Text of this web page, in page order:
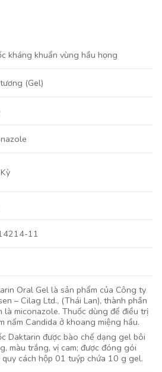
kháng khuẩn vùng hầu họng
(Gel)
11
Oral Gel là sản phẩm của Công ty
– Cilag Ltd., (Thái Lan), thành phần
là miconazole. Thuốc dùng để điều trị
nấm Candida ở khoang miệng hầu.
Daktarin được bào chế dạng gel bôi
màu trắng, vị cam; được đóng gói
cách hộp 01 tuýp chứa 10 g gel.